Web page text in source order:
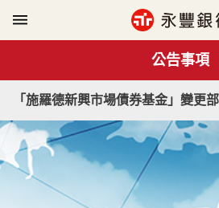
公告事項
「施羅德新興市場債券基金」變更